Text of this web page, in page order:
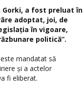
Gorki, a fost preluat în
adoptat, joi, de
în vigoare,
politică”.
mandatat să
și a actelor
fi eliberat.